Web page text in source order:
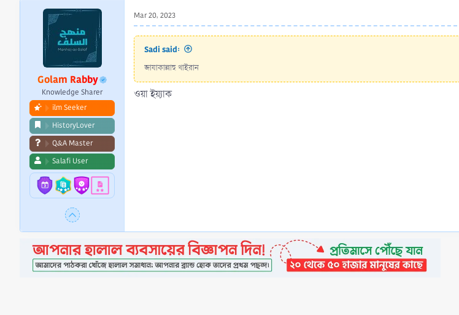
Golam Rabby
Knowledge Sharer
ilm Seeker
HistoryLover
Q&A Master
Salafi User
Mar 20, 2023
Sadi said:
জাযাকাল্লাহু খাইরান
ওয়া ইয়্যাক